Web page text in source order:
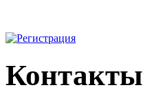
Контакты